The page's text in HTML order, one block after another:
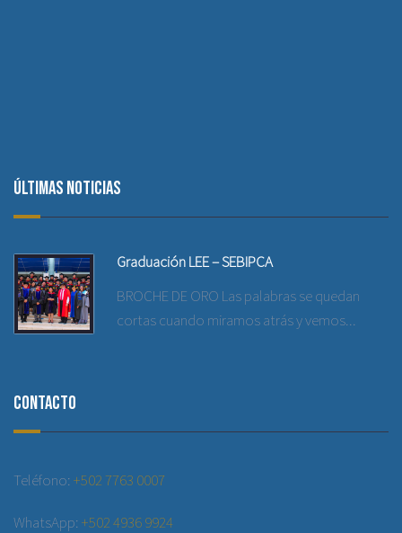
Últimas noticias
Graduación LEE – SEBIPCA
BROCHE DE ORO Las palabras se quedan
cortas cuando miramos atrás y vemos...
Contacto
Teléfono:+502 7763 0007
WhatsApp:+502 4936 9924